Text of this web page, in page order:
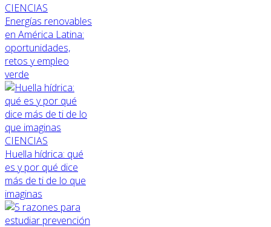
CIENCIAS
Energías renovables
en América Latina:
oportunidades,
retos y empleo
verde
CIENCIAS
Huella hídrica: qué
es y por qué dice
más de ti de lo que
imaginas